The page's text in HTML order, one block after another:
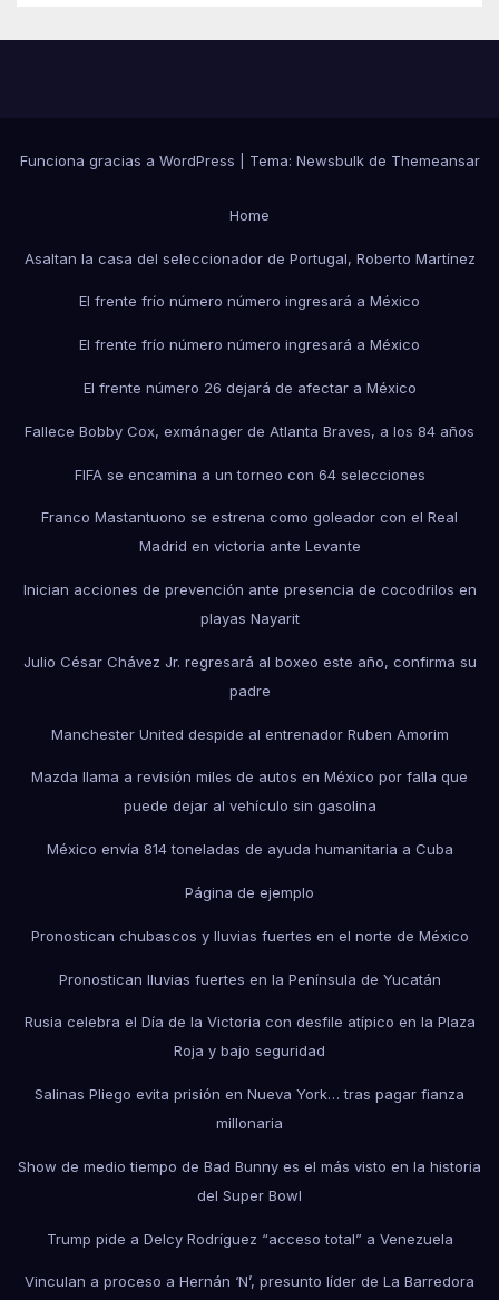
Funciona gracias a WordPress Tema: Newsbulkde Themeansar
Home
Asaltan la casa del seleccionador de Portugal, Roberto Martínez
El frente frío número número ingresará a México
El frente frío número número ingresará a México
El frente número 26 dejará de afectar a México
Fallece Bobby Cox, exmánager de Atlanta Braves, a los 84 años
FIFA se encamina a un torneo con 64 selecciones
Franco Mastantuono se estrena como goleador con el Real
Madrid en victoria ante Levante
Inician acciones de prevención ante presencia de cocodrilos en
playas Nayarit
Julio César Chávez Jr. regresará al boxeo este año, confirma su
padre
Manchester United despide al entrenador Ruben Amorim
Mazda llama a revisión miles de autos en México por falla que
puede dejar al vehículo sin gasolina
México envía 814 toneladas de ayuda humanitaria a Cuba
Página de ejemplo
Pronostican chubascos y lluvias fuertes en el norte de México
Pronostican lluvias fuertes en la Península de Yucatán
Rusia celebra el Día de la Victoria con desfile atípico en la Plaza
Roja y bajo seguridad
Salinas Pliego evita prisión en Nueva York… tras pagar fianza
millonaria
Show de medio tiempo de Bad Bunny es el más visto en la historia
del Super Bowl
Trump pide a Delcy Rodríguez “acceso total” a Venezuela
Vinculan a proceso a Hernán ‘N’, presunto líder de La Barredora